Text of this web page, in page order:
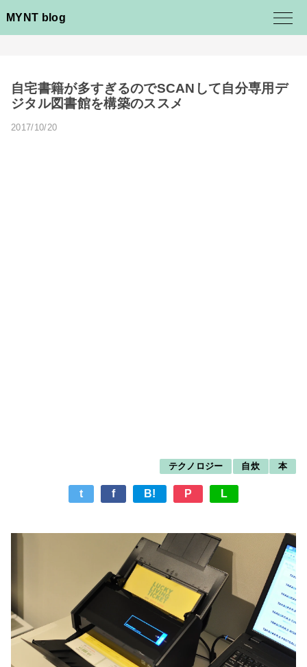
MYNT blog
自宅書籍が多すぎるのでSCANして自分専用デ
ジタル図書館を構築のススメ
2017/10/20
テクノロジー 自炊 本
t f B! P L